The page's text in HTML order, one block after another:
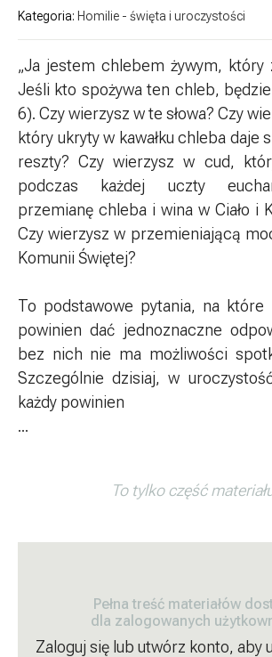
Kategoria Homilie - święta i uroczystości
„Ja jestem chlebem żywym, który
Jeśli kto spożywa ten chleb, będzie
6). Czy wierzysz w te słowa? Czy
który ukryty w kawałku chleba daje
reszty? Czy wierzysz w cud,
podczas każdej uczty
przemianę chleba i wina w Ciało i
Czy wierzysz w przemieniającą
Komunii Świętej?
To podstawowe pytania, na które
powinien dać jednoznaczne
bez nich nie ma możliwości
Szczególnie dzisiaj, w
każdy powinien
...
To tylko część
Pełna treść materiałów
dla zalogowanych
Zaloguj się lub utwórz konto, aby